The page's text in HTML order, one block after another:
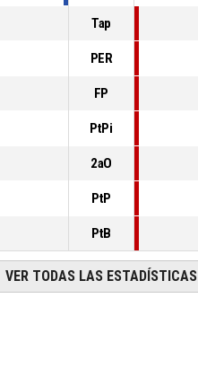
Tap
PER
FP
PtPi
2aO
PtP
PtB
VER TODAS LAS ESTADÍSTICAS